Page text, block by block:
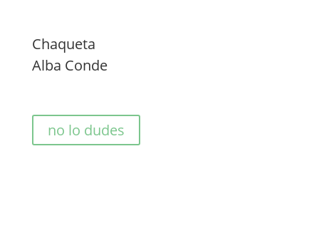
Chaqueta
Alba Conde
no lo dudes